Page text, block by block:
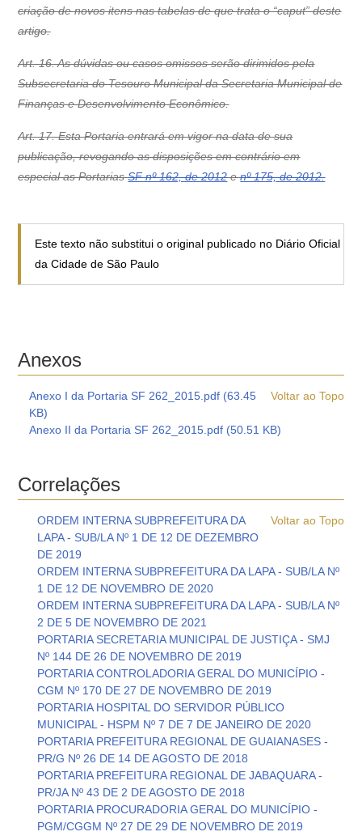
criação de novos itens nas tabelas de que trata o “caput” deste
artigo.
Art. 16. As dúvidas ou casos omissos serão dirimidos pela
Subsecretaria do Tesouro Municipal da Secretaria Municipal de
Finanças e Desenvolvimento Econômico.
Art. 17. Esta Portaria entrará em vigor na data de sua
publicação, revogando as disposições em contrário em
especial as PortariasSF nº 162, de 2012enº 175, de 2012.
Este texto não substitui o original publicado no Diário Oficial
da Cidade de São Paulo
Anexos
Voltar ao Topo
Anexo I da Portaria SF 262_2015.pdf (63.45
KB)
Anexo II da Portaria SF 262_2015.pdf (50.51 KB)
Correlações
Voltar ao Topo
ORDEM INTERNA SUBPREFEITURA DA
LAPA - SUB/LA Nº 1 DE 12 DE DEZEMBRO
DE 2019
ORDEM INTERNA SUBPREFEITURA DA LAPA - SUB/LA Nº
1 DE 12 DE NOVEMBRO DE 2020
ORDEM INTERNA SUBPREFEITURA DA LAPA - SUB/LA Nº
2 DE 5 DE NOVEMBRO DE 2021
PORTARIA SECRETARIA MUNICIPAL DE JUSTIÇA - SMJ
Nº 144 DE 26 DE NOVEMBRO DE 2019
PORTARIA CONTROLADORIA GERAL DO MUNICÍPIO -
CGM Nº 170 DE 27 DE NOVEMBRO DE 2019
PORTARIA HOSPITAL DO SERVIDOR PÚBLICO
MUNICIPAL - HSPM Nº 7 DE 7 DE JANEIRO DE 2020
PORTARIA PREFEITURA REGIONAL DE GUAIANASES -
PR/G Nº 26 DE 14 DE AGOSTO DE 2018
PORTARIA PREFEITURA REGIONAL DE JABAQUARA -
PR/JA Nº 43 DE 2 DE AGOSTO DE 2018
PORTARIA PROCURADORIA GERAL DO MUNICÍPIO -
PGM/CGGM Nº 27 DE 29 DE NOVEMBRO DE 2019